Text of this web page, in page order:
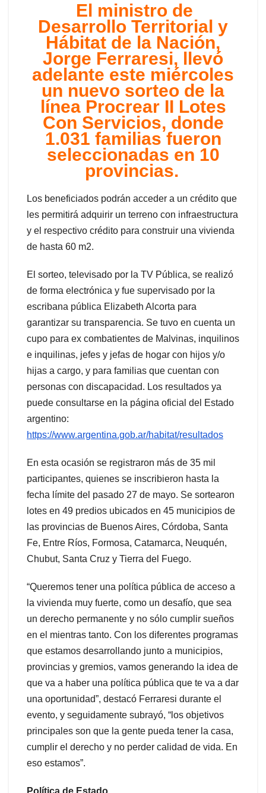
El ministro de
Desarrollo Territorial y
Hábitat de la Nación,
Jorge Ferraresi, llevó
adelante este miércoles
un nuevo sorteo de la
línea Procrear II Lotes
Con Servicios, donde
1.031 familias fueron
seleccionadas en 10
provincias.
Los beneficiados podrán acceder a un crédito que
les permitirá adquirir un terreno con infraestructura
y el respectivo crédito para construir una vivienda
de hasta 60 m2.
El sorteo, televisado por la TV Pública, se realizó
de forma electrónica y fue supervisado por la
escribana pública Elizabeth Alcorta para
garantizar su transparencia. Se tuvo en cuenta un
cupo para ex combatientes de Malvinas, inquilinos
e inquilinas, jefes y jefas de hogar con hijos y/o
hijas a cargo, y para familias que cuentan con
personas con discapacidad. Los resultados ya
puede consultarse en la página oficial del Estado
argentino:
https://www.argentina.gob.ar/habitat/resultados
En esta ocasión se registraron más de 35 mil
participantes, quienes se inscribieron hasta la
fecha límite del pasado 27 de mayo. Se sortearon
lotes en 49 predios ubicados en 45 municipios de
las provincias de Buenos Aires, Córdoba, Santa
Fe, Entre Ríos, Formosa, Catamarca, Neuquén,
Chubut, Santa Cruz y Tierra del Fuego.
“Queremos tener una política pública de acceso a
la vivienda muy fuerte, como un desafío, que sea
un derecho permanente y no sólo cumplir sueños
en el mientras tanto. Con los diferentes programas
que estamos desarrollando junto a municipios,
provincias y gremios, vamos generando la idea de
que va a haber una política pública que te va a dar
una oportunidad”, destacó Ferraresi durante el
evento, y seguidamente subrayó, “los objetivos
principales son que la gente pueda tener la casa,
cumplir el derecho y no perder calidad de vida. En
eso estamos”.
Política de Estado